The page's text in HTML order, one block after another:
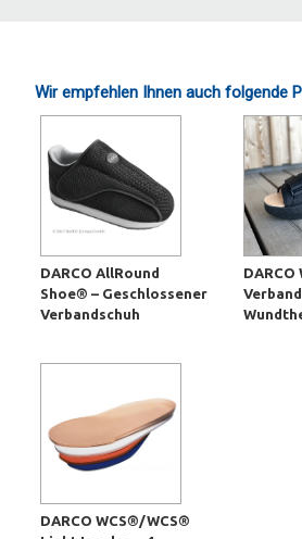
Wir empfehlen Ihnen auch folgende
DARCO AllRound
Shoe® – Geschlossener
Verbandschuh
DARCO
DARCO WCS®/WCS®